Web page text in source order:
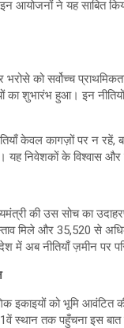
आयोजनों ने यह साबित
भरोसे को सर्वोच्च
का शुभारंभ हुआ। इन
केवल कागज़ों पर न रहें,
यह निवेशकों के विश्वास और
की उस सोच का
मिले और 35,520 से
में अब नीतियाँ ज़मीन पर
इकाइयों को भूमि
स्थान तक पहुँचना इस